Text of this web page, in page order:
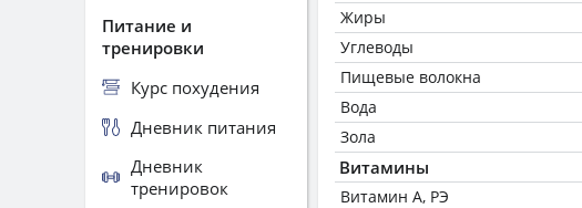
Жиры
Углеводы
Пищевые волокна
Вода
Зола
Витамины
Витамин А, РЭ
Питание и
тренировки
Курс похудения
Дневник питания
Дневник
тренировок